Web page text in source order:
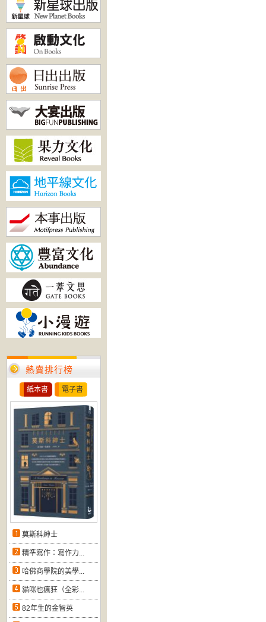
熱賣排行榜
紙本書 電子書
莫斯科紳士
精準寫作：寫作力...
哈佛商學院的美學...
貓咪也瘋狂（全彩...
82年生的金智英